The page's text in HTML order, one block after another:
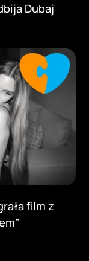
Dubaj
film z